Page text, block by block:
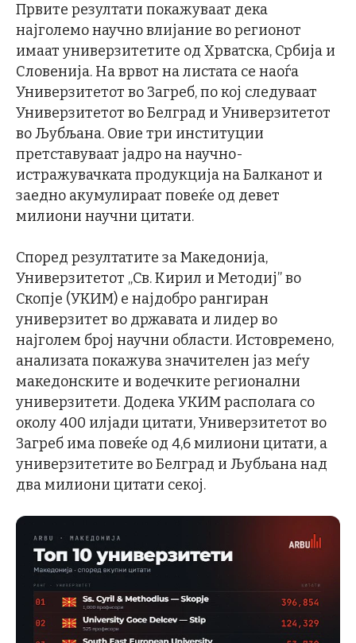
Првите резултати покажуваат дека
најголемо научно влијание во регионот
имаат универзитетите од Хрватска, Србија и
Словенија. На врвот на листата се наоѓа
Универзитетот во Загреб, по кој следуваат
Универзитетот во Белград и Универзитетот
во Љубљана. Овие три институции
претставуваат јадро на научно-
истражувачката продукција на Балканот и
заедно акумулираат повеќе од девет
милиони научни цитати.
Според резултатите за Македонија,
Универзитетот „Св. Кирил и Методиј” во
Скопје (УКИМ) е најдобро рангиран
универзитет во државата и лидер во
најголем број научни области. Истовремено,
анализата покажува значителен јаз меѓу
македонските и водечките регионални
универзитети. Додека УКИМ располага со
околу 400 илјади цитати, Универзитетот во
Загреб има повеќе од 4,6 милиони цитати, а
универзитетите во Белград и Љубљана над
два милиони цитати секој.